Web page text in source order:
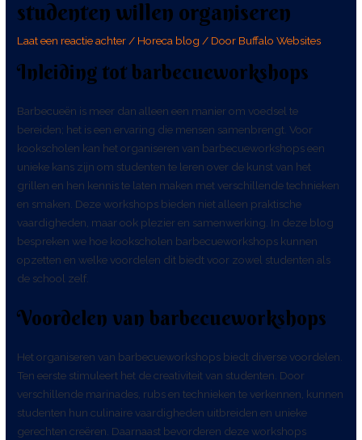
studenten willen organiseren
Laat een reactie achter/ Horeca blog / Door Buffalo Websites
Inleiding tot barbecueworkshops
Barbecueën is meer dan alleen een manier om voedsel te
bereiden; het is een ervaring die mensen samenbrengt. Voor
kookscholen kan het organiseren van barbecueworkshops een
unieke kans zijn om studenten te leren over de kunst van het
grillen en hen kennis te laten maken met verschillende technieken
en smaken. Deze workshops bieden niet alleen praktische
vaardigheden, maar ook plezier en samenwerking. In deze blog
bespreken we hoe kookscholen barbecueworkshops kunnen
opzetten en welke voordelen dit biedt voor zowel studenten als
de school zelf.
Voordelen van barbecueworkshops
Het organiseren van barbecueworkshops biedt diverse voordelen.
Ten eerste stimuleert het de creativiteit van studenten. Door
verschillende marinades, rubs en technieken te verkennen, kunnen
studenten hun culinaire vaardigheden uitbreiden en unieke
gerechten creëren. Daarnaast bevorderen deze workshops